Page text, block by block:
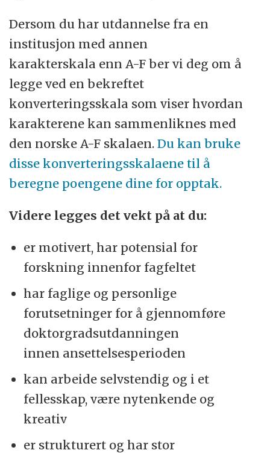
Dersom du har utdannelse fra en
institusjon med annen
karakterskala enn A-F ber vi deg om å
legge ved en bekreftet
konverteringsskala som viser hvordan
karakterene kan sammenliknes med
den norske A-F skalaen.Du kan bruke
disse konverteringsskalaene til å
beregne poengene dine for opptak.
Videre legges det vekt på at du:
er motivert, har potensial for
forskning innenfor fagfeltet
har faglige og personlige
forutsetninger for å gjennomføre
doktorgradsutdanningen
innen ansettelsesperioden
kan arbeide selvstendig og i et
fellesskap, være nytenkende og
kreativ
er strukturert og har stor